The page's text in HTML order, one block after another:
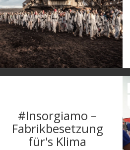
#Insorgiamo –
Fabrikbesetzung
für's Klima